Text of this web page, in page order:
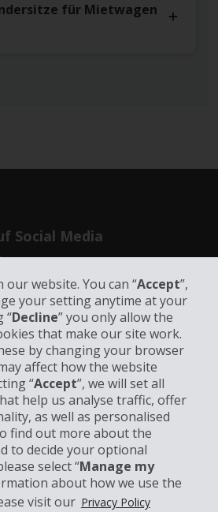
our website. You can “Accept”,
your setting anytime at your
“Decline” you only allow the
that make our site work.
by changing your browser
affect how the website
“Accept”, we will set all
help us analyse traffic, offer
as well as personalised
find out more about the
to decide your optional
select “Manage my
about how we use the
visit our Privacy Policy
für Mietwagen
Social Media